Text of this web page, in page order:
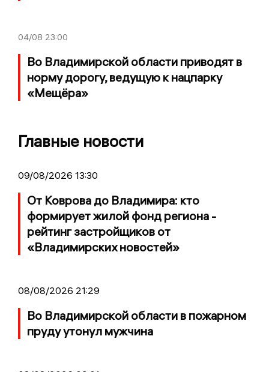
04/08 23:00
Во Владимирской области приводят в
норму дорогу, ведущую к нацпарку
«Мещёра»
Главные новости
09/08/2026 13:30
От Коврова до Владимира: кто
формирует жилой фонд региона -
рейтинг застройщиков от
«Владимирских новостей»
08/08/2026 21:29
Во Владимирской области в пожарном
пруду утонул мужчина